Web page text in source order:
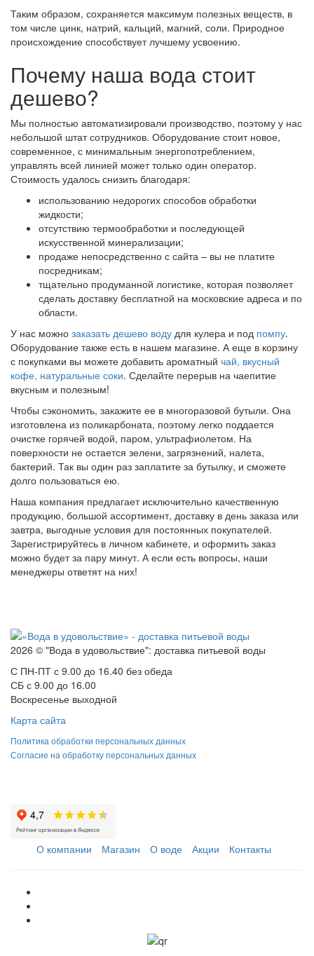
Таким образом, сохраняется максимум полезных веществ, в
том числе цинк, натрий, кальций, магний, соли. Природное
происхождение способствует лучшему усвоению.
Почему наша вода стоит
дешево?
Мы полностью автоматизировали производство, поэтому у нас
небольшой штат сотрудников. Оборудование стоит новое,
современное, с минимальным энергопотреблением,
управлять всей линией может только один оператор.
Стоимость удалось снизить благодаря:
использованию недорогих способов обработки
жидкости;
отсутствию термообработки и последующей
искусственной минерализации;
продаже непосредственно с сайта – вы не платите
посредникам;
тщательно продуманной логистике, которая позволяет
сделать доставку бесплатной на московские адреса и по
области.
У нас можно заказать дешево воду для кулера и под помпу.
Оборудование также есть в нашем магазине. А еще в корзину
с покупками вы можете добавить ароматный чай, вкусный
кофе, натуральные соки. Сделайте перерыв на чаепитие
вкусным и полезным!
Чтобы сэкономить, закажите ее в многоразовой бутыли. Она
изготовлена из поликарбоната, поэтому легко поддается
очистке горячей водой, паром, ультрафиолетом. На
поверхности не остается зелени, загрязнений, налета,
бактерий. Так вы один раз заплатите за бутылку, и сможете
долго пользоваться ею.
Наша компания предлагает исключительно качественную
продукцию, большой ассортимент, доставку в день заказа или
завтра, выгодные условия для постоянных покупателей.
Зарегистрируйтесь в личном кабинете, и оформить заказ
можно будет за пару минут. А если есть вопросы, наши
менеджеры ответят на них!
2026 © "Вода в удовольствие": доставка питьевой воды
С ПН-ПТ с 9.00 до 16.40 без обеда
СБ с 9.00 до 16.00
Воскресенье выходной
Карта сайта
Политика обработки персональных данных
Согласие на обработку персональных данных
О компании Магазин О воде Акции Контакты